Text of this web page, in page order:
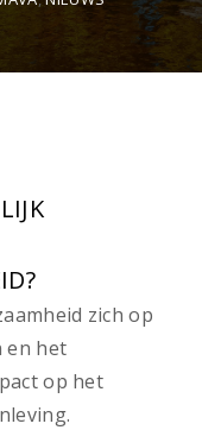
zich op
en het
op het